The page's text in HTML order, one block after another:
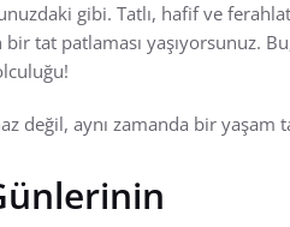
gibi. Tatlı, hafif ve
tat patlaması yaşıyorsunuz.
değil, aynı zamanda bir yaşam